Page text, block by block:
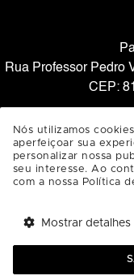
Rua Professor Pedro
CEP:
Nós utilizamos
aperfeiçoar sua
personalizar nossa
seu interesse. Ao
com a nossa Política
Mostrar detalhes
Tem
Baixe